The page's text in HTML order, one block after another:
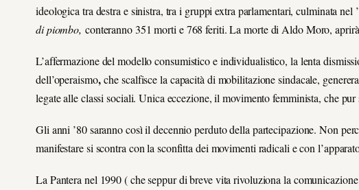
ideologica tra destra e sinistra, tra i gruppi extra parlamentari, culminata
di piombo, conteranno 351 morti e 768 feriti. La morte di Aldo Moro,
L’affermazione del modello consumistico e individualistico, la lenta
dell’operaismo,che scalfisce la capacità di mobilitazione sindacale,
legate alle classi sociali. Unica eccezione, il movimento femminista, che
Gli anni ’80 saranno così il decennio perduto della partecipazione. Non
manifestare si scontra con la sconfitta dei movimenti radicali e con
La Pantera nel 1990 ( che seppur di breve vita rivoluziona la